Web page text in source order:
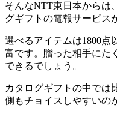
そんなNTT東日本からは、
グギフト の電報サービス
選べるアイテムは1800点
富です。贈った相手にた
できるでしょう。
カタログギフトの中では
側もチョイスしやすいの